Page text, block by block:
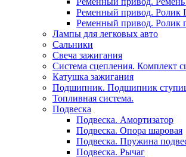
Ременный привод. Ролик
Ременный привод. Ролик
Лампы для легковых авто
Сальники
Свеча зажигания
Система сцепления. Комплект
Катушка зажигания
Подшипник. Подшипник
Топливная система.
Подвеска
Подвеска. Амортизатор
Подвеска. Опора шаровая
Подвеска. Пружина
Подвеска. Рычаг